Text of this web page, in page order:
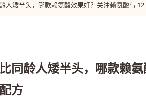
人矮半头，哪款赖氨酸效果好？关注赖氨酸与
同龄人矮半头，哪款赖
方